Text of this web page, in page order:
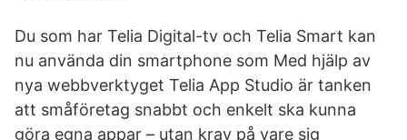
Du som har Telia Digital-tv och Telia Smart kan
nu använda din smartphone som Med hjälp av
nya webbverktyget Telia App Studio är tanken
att småföretag snabbt och enkelt ska kunna
göra egna appar – utan krav på vare sig